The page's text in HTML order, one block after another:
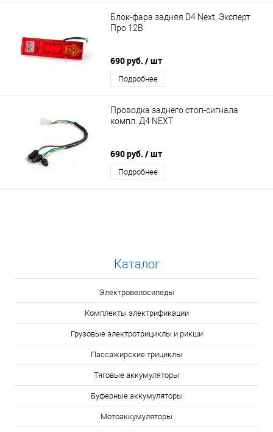
Блок-фара задняя D4 Next, Эксперт
Про 12В
690 руб. / шт
Подробнее
Проводка заднего стоп-сигнала
компл. Д4 NEXT
690 руб. / шт
Подробнее
Каталог
Электровелосипеды
Комплекты электрификации
Грузовые электротрициклы и рикши
Пассажирские трициклы
Тяговые аккумуляторы
Буферные аккумуляторы
Мотоаккумуляторы